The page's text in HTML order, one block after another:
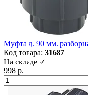
Муфта д. 90 мм.
Код товара: 31687
На складе ✓
998 р.